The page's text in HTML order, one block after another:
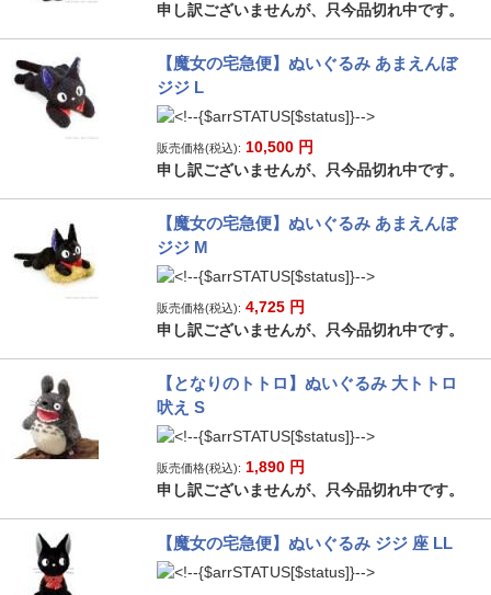
申し訳ございませんが、只今品切れ中です。
【魔女の宅急便】ぬいぐるみ あまえんぼ
ジジ L
販売価格(税込): 10,500 円
申し訳ございませんが、只今品切れ中です。
【魔女の宅急便】ぬいぐるみ あまえんぼ
ジジ M
販売価格(税込): 4,725 円
申し訳ございませんが、只今品切れ中です。
【となりのトトロ】ぬいぐるみ 大トトロ
吠え S
販売価格(税込): 1,890 円
申し訳ございませんが、只今品切れ中です。
【魔女の宅急便】ぬいぐるみ ジジ 座 LL